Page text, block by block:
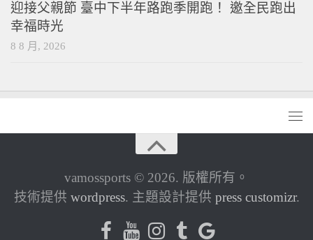
迎接父親節 臺中下半年路跑季開跑！ 邀全民跑出
幸福時光
8 8 月, 2026
vamossports © 2026. 版權所有。
技術提供 wordpress. 主題設計提供 press customizr.